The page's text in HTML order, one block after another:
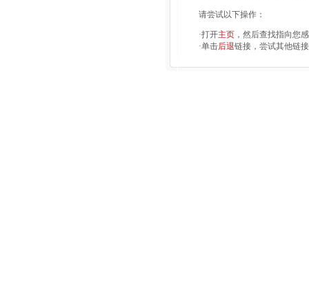
请尝试以下操作：
·打开主页 ，然后查找指向您
·单击后退链接，尝试其他链